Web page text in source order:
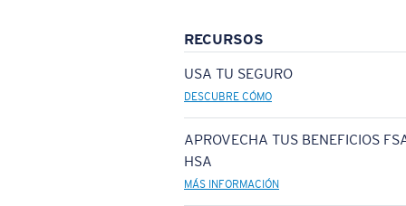
RECURSOS
USA TU SEGURO
DESCUBRE CÓMO
APROVECHA TUS BENEFICIOS
HSA
MÁS INFORMACIÓN